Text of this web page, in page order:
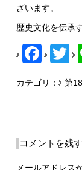
ざいます。
歴史文化を伝承
カテゴリ： 第
コメントを残す
メールアドレス